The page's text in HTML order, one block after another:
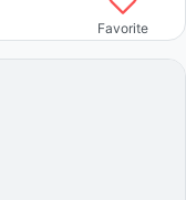
Favorite